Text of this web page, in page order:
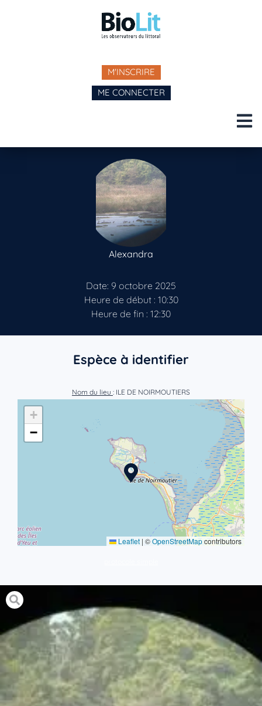
M'INSCRIRE
ME CONNECTER
Alexandra
Date: 9 octobre 2025
Heure de début : 10:30
Heure de fin : 12:30
Espèce à identifier
Nom du lieu : ILE DE NOIRMOUTIERS
+
−
Leaflet | ©OpenStreetMapcontributors